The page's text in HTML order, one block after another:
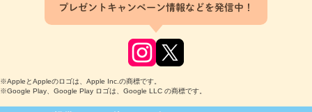
プレゼントキャンペーン情報などを発信中！
※AppleとAppleのロゴは、Apple Inc.の商標です。
※Google Play、Google Play ロゴは、Google LLC の商標です。